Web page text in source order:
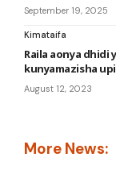
September 19, 2025
Kimataifa
Raila aonya dhidi
kunyamazisha
August 12, 2023
More News: